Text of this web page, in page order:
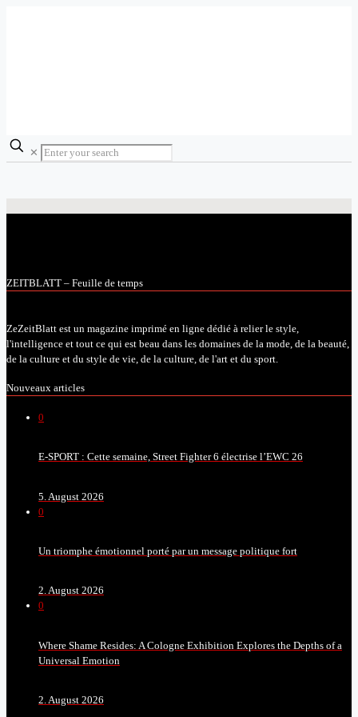
✕
ZEITBLATT – Feuille de temps
ZeZeitBlatt est un magazine imprimé en ligne dédié à relier le style,
l'intelligence et tout ce qui est beau dans les domaines de la mode, de la beauté,
de la culture et du style de vie, de la culture, de l'art et du sport.
Nouveaux articles
0
E-SPORT : Cette semaine, Street Fighter 6 électrise l’EWC 26
5. August 2026
0
Un triomphe émotionnel porté par un message politique fort
2. August 2026
0
Where Shame Resides: A Cologne Exhibition Explores the Depths of a
Universal Emotion
2. August 2026